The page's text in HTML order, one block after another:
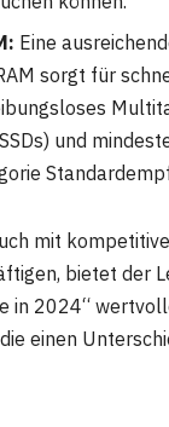
Eine
sorgt für
und
mit
bietet der
in 2024“
einen